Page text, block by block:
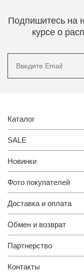
Подпишитесь на
курсе о
Каталог
SALE
Новинки
Фото покупателей
Доставка и оплата
Обмен и возврат
Партнерство
Контакты